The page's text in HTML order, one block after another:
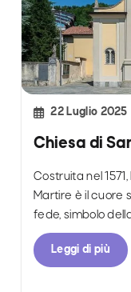
Chiesa di
22 Luglio 2025
Costruita nel
Martire è il cuore
fede, simbolo
Leggi di più